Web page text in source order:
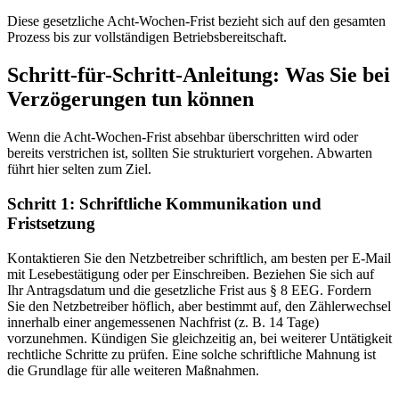
Diese gesetzliche Acht-Wochen-Frist bezieht sich auf den gesamten
Prozess bis zur vollständigen Betriebsbereitschaft.
Schritt-für-Schritt-Anleitung: Was Sie bei
Verzögerungen tun können
Wenn die Acht-Wochen-Frist absehbar überschritten wird oder
bereits verstrichen ist, sollten Sie strukturiert vorgehen. Abwarten
führt hier selten zum Ziel.
Schritt 1: Schriftliche Kommunikation und
Fristsetzung
Kontaktieren Sie den Netzbetreiber schriftlich, am besten per E-Mail
mit Lesebestätigung oder per Einschreiben. Beziehen Sie sich auf
Ihr Antragsdatum und die gesetzliche Frist aus § 8 EEG. Fordern
Sie den Netzbetreiber höflich, aber bestimmt auf, den Zählerwechsel
innerhalb einer angemessenen Nachfrist (z. B. 14 Tage)
vorzunehmen. Kündigen Sie gleichzeitig an, bei weiterer Untätigkeit
rechtliche Schritte zu prüfen. Eine solche schriftliche Mahnung ist
die Grundlage für alle weiteren Maßnahmen.